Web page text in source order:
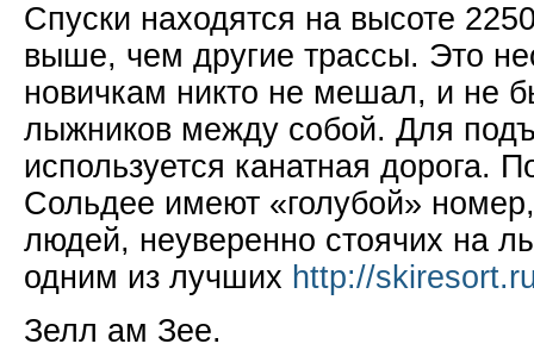
Спуски находятся на высоте
выше, чем другие трассы. Это
новичкам никто не мешал, и не
лыжников между собой. Для
используется канатная дорога.
Сольдее имеют «голубой»
людей, неуверенно стоячих на
одним из лучших http://
Зелл ам Зее.